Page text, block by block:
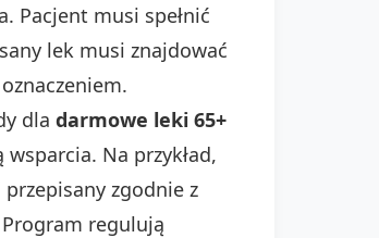
Pacjent musi spełnić
lek musi znajdować
dla darmowe leki 65+
Na przykład,
zgodnie z
regulują